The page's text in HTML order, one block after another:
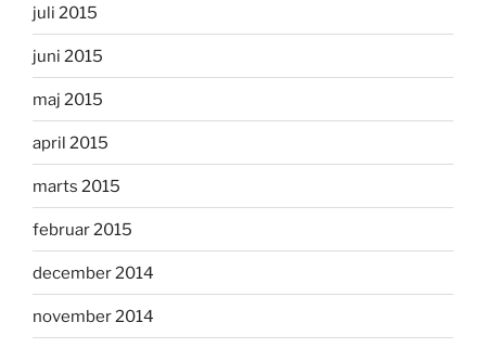
juli 2015
juni 2015
maj 2015
april 2015
marts 2015
februar 2015
december 2014
november 2014